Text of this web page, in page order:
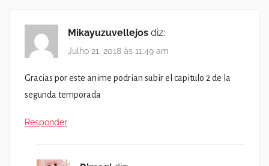
Mikayuzuvellejos diz:
Julho 21, 2018 às 11:49 am
Gracias por este anime podrian subir el capitulo 2 de la
segunda temporada
Responder